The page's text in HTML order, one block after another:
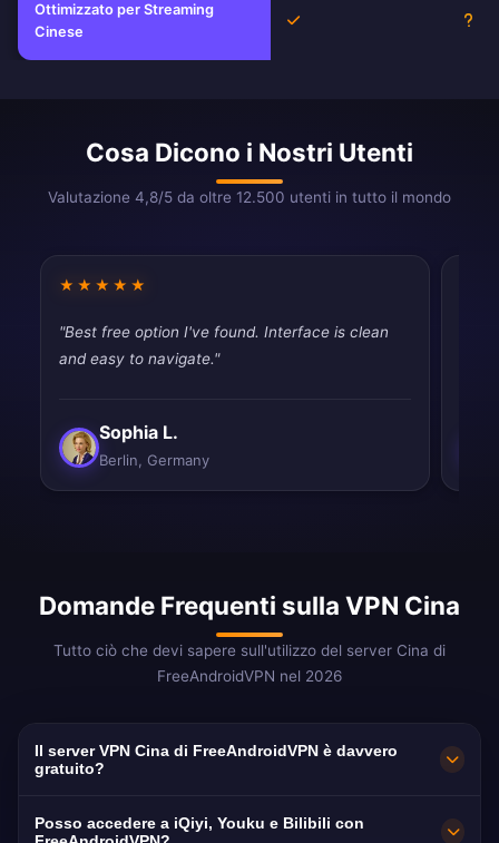
Ottimizzato per Streaming
Cinese
Sì
Cosa Dicono i Nostri Utenti
Valutazione 4,8/5 da oltre 12.500 utenti in tutto il mondo
★★★★★
"Best free option I've found. Interface is clean
and easy to navigate."
Sophia L.
Berlin, Germany
Domande Frequenti sulla VPN Cina
Tutto ciò che devi sapere sull'utilizzo del server Cina di
FreeAndroidVPN nel 2026
Il server VPN Cina di FreeAndroidVPN è davvero
gratuito?
Posso accedere a iQiyi, Youku e Bilibili con